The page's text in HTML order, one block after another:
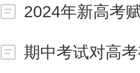
其中，高考文化课
0%。对于保留二
2024年新高考
期中考试对高